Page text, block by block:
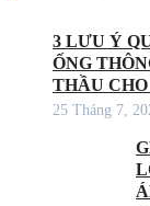
3 LƯU Ý
ỐNG
THẦU
25 Tháng 7,